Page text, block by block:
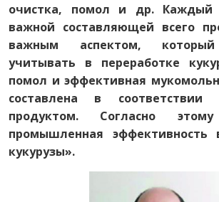
очистка, помол и др. Каждый
важной составляющей всего
важным аспектом,
учитывать в переработке
помол и эффективная
составлена в
продуктом. Согласно этому
промышленная эффективность
кукурузы».